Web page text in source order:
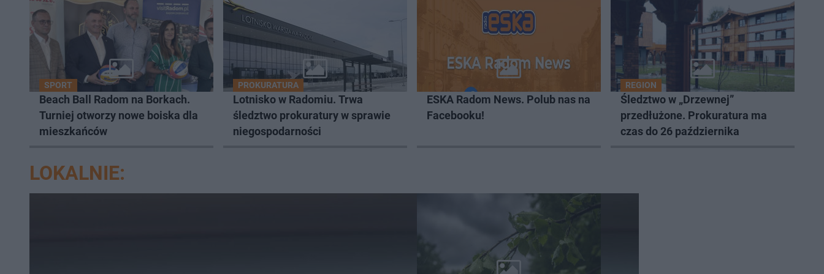
SPORT
Beach Ball Radom na Borkach.
Turniej otworzy nowe boiska dla
mieszkańców
PROKURATURA
Lotnisko w Radomiu. Trwa
śledztwo prokuratury w sprawie
niegospodarności
ESKA Radom News. Polub nas na
Facebooku!
REGION
Śledztwo w „Drzewnej”
przedłużone. Prokuratura ma
czas do 26 października
LOKALNIE: